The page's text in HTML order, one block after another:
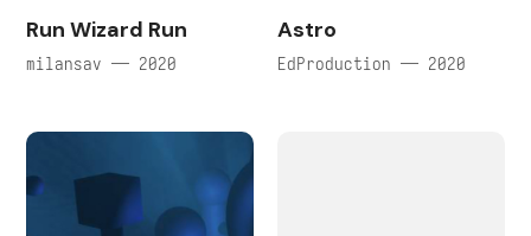
Run Wizard Run
milansav — 2020
Astro
EdProduction — 2020